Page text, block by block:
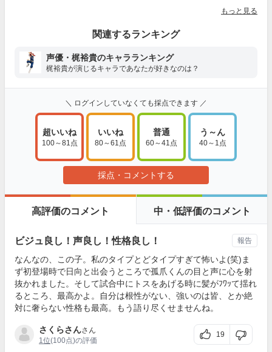
もっと見る
関連するランキング
声優・梶裕貴のキャラランキング
梶裕貴が演じるキャラであなたが好きなのは？
＼ ログインしていなくても採点できます ／
超いいね
100～81点
いいね
80～61点
普通
60～41点
う～ん
40～1点
採点・コメントする
高評価のコメント 中・低評価のコメント
ビジュ良し！声良し！性格良し！
なんなの、この子。私のタイプとどタイプすぎて怖いよ(笑)ま
ず初登場時で日向と出会うところで孤爪くんの目と声に心を射
抜かれました。そして試合中にトスをあげる時に髪がﾌﾜｯて揺れ
るところ、最高かよ。自分は根性がない、強いのは皆、とか絶
対に奢らない性格も最高。もう語り尽くせませんね。
さくらさんさん
1位(100点)の評価
19
報告